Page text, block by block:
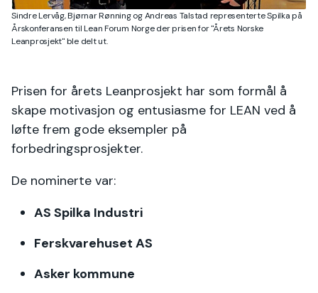
Sindre Lervåg, Bjørnar Rønning og Andreas Talstad representerte Spilka på
Årskonferansen til Lean Forum Norge der prisen for "Årets Norske
Leanprosjekt" ble delt ut.
Prisen for årets Leanprosjekt har som formål å
skape motivasjon og entusiasme for LEAN ved å
løfte frem gode eksempler på
forbedringsprosjekter.
De nominerte var:
AS Spilka Industri
Ferskvarehuset AS
Asker kommune